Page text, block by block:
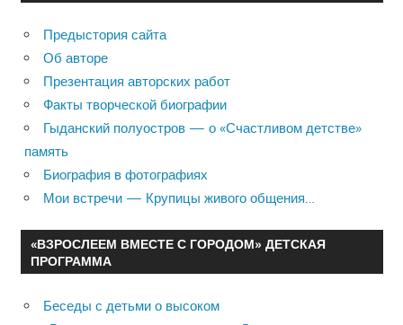
Предыстория сайта
Об авторе
Презентация авторских работ
Факты творческой биографии
Гыданский полуостров — о «Счастливом детстве»
память
Биография в фотографиях
Мои встречи — Крупицы живого общения…
«ВЗРОСЛЕЕМ ВМЕСТЕ С ГОРОДОМ» ДЕТСКАЯ
ПРОГРАММА
Беседы с детьми о высоком